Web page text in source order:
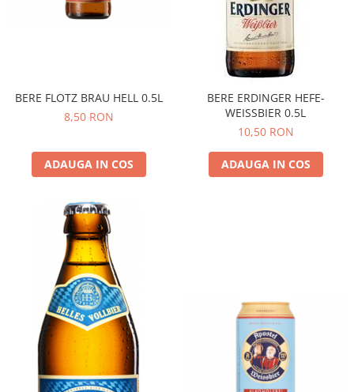
BERE FLOTZ BRAU HELL 0.5L
8,50 RON
ADAUGA IN COS
BERE ERDINGER HEFE-
WEISSBIER 0.5L
10,50 RON
ADAUGA IN COS